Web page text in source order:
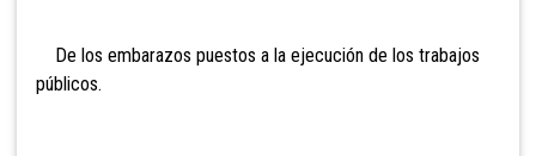
De los embarazos puestos a la ejecución de los trabajos
públicos.